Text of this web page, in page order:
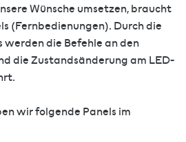
Wünsche umsetzen, braucht
(Fernbedienungen). Durch die
werden die Befehle an den
die Zustandsänderung am LED-
wir folgende Panels im